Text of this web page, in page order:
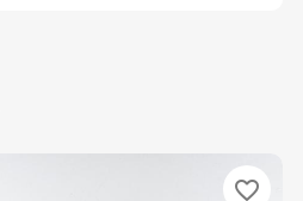
favorite_border